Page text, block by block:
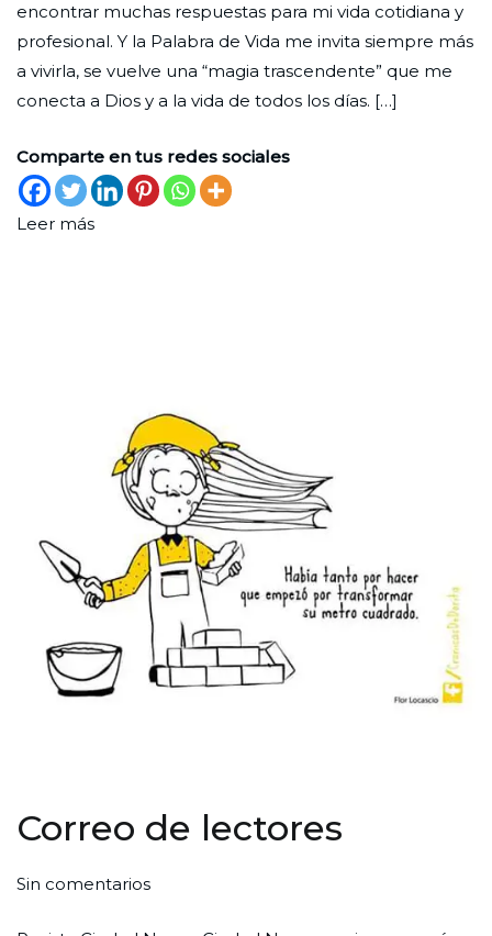
junio
de
2026
encontrar muchas respuestas para mi vida cotidiana y
profesional. Y la Palabra de Vida me invita siempre más
a vivirla, se vuelve una “magia trascendente” que me
conecta a Dios y a la vida de todos los días. […]
Comparte en tus redes sociales
Leer más
Correo de lectores
Por
Publicada
Publicada
Sin comentariosen